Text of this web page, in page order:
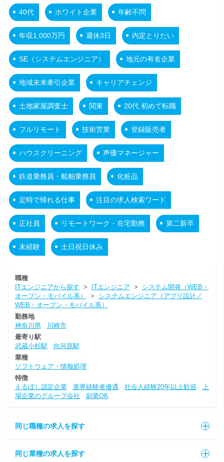
40代 ホワイト企業 年齢不問
年収1,000万円 週休3日 内定とりたい
SE（システムエンジニア） 地元の有名企業
地域未来牽引企業 キャリアチェンジ
土地家屋調査士 関東 20代 初めて転職
フルリモート 技術営業 登録販売者
ハウスクリーニング 声優マネージャー
鉄道乗務員・船舶乗務員 化粧品
定時で帰れる仕事 注目の求人検索ワード
正社員 リモートワーク・在宅勤務 第二新卒
未経験 土日祝日休み
職種
ITエンジニアから探す > ITエンジニア > システム開発（WEB・
オープン・モバイル系）
> システムエンジニア（アプリ設計／
WEB・オープン・モバイル系）
勤務地
神奈川県
川崎市
最寄り駅
武蔵小杉駅
向河原駅
業種
ソフトウェア・情報処理
特徴
えるぼし認定企業
業界経験者優遇 社会人経験20年以上歓迎
上
場企業のグループ会社
副業OK
同じ職種の求人を探す
同じ業種の求人を探す